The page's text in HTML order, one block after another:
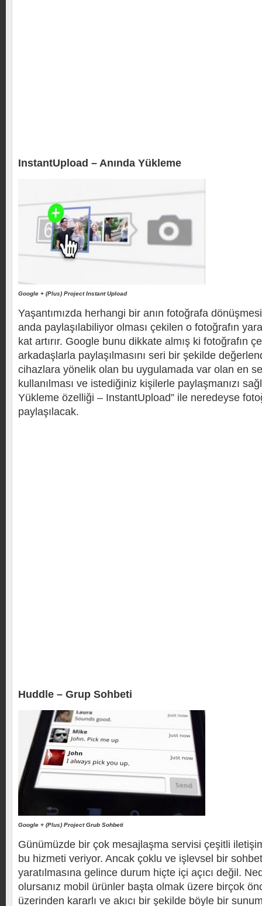
InstantUpload – Anında Yükleme
Google + (Plus) Project Instant Upload
Yaşantımızda herhangi bir anın fotoğrafa
anda paylaşılabiliyor olması çekilen o fotoğrafın
kat artırır. Google bunu dikkate almış ki fotoğrafın
arkadaşlarla paylaşılmasını seri bir şekilde
cihazlara yönelik olan bu uygulamada var olan en
kullanılması ve istediğiniz kişilerle paylaşmanızı
Yükleme özelliği – InstantUpload” ile neredeyse
paylaşılacak.
Huddle – Grup Sohbeti
Google + (Plus) Project Grub Sohbeti
Günümüzde bir çok mesajlaşma servisi çeşitli
bu hizmeti veriyor. Ancak çoklu ve işlevsel bir
yaratılmasına gelince durum hiçte içi açıcı değil.
olursanız mobil ürünler başta olmak üzere birçok
üzerinden kararlı ve akıcı bir şekilde böyle bir